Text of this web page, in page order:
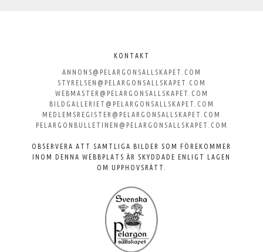
Svenska
Pelargonsällskapet
KONTAKT
ANNONS@PELARGONSALLSKAPET.COM
STYRELSEN@PELARGONSALLSKAPET.COM
WEBMASTER@PELARGONSALLSKAPET.COM
BILDGALLERIET@PELARGONSALLSKAPET.COM
MEDLEMSREGISTER@PELARGONSALLSKAPET.COM
PELARGONBULLETINEN@PELARGONSALLSKAPET.COM
OBSERVERA ATT SAMTLIGA BILDER SOM FÖREKOMMER
INOM DENNA WEBBPLATS ÄR SKYDDADE ENLIGT LAGEN
OM UPPHOVSRÄTT.